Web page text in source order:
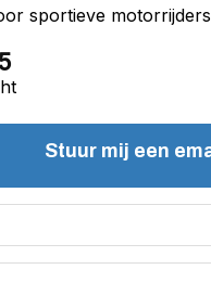
sportieve
Stuur mij een